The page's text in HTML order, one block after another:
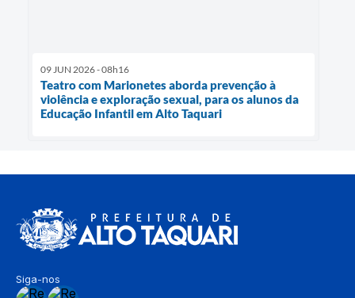
09 JUN 2026 - 08h16
Teatro com Marionetes aborda prevenção à
violência e exploração sexual, para os alunos da
Educação Infantil em Alto Taquari
Siga-nos